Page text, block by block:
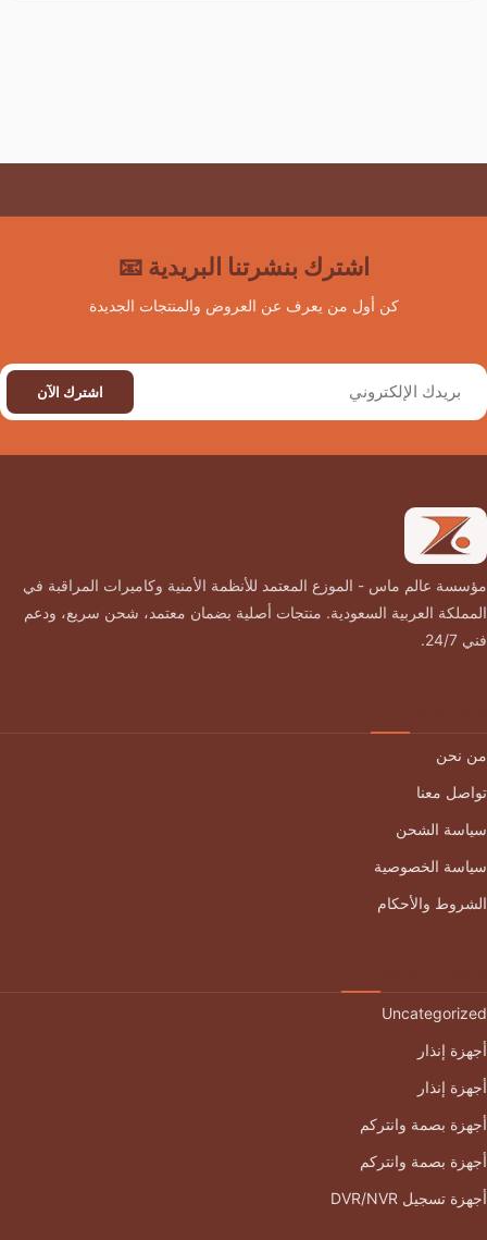
اشترك بنشرتنا البريدية 📧
كن أول من يعرف عن العروض والمنتجات الجديدة
اشترك الآن
مؤسسة عالم ماس - الموزع المعتمد للأنظمة الأمنية وكاميرات المراقبة في
المملكة العربية السعودية. منتجات أصلية بضمان معتمد، شحن سريع، ودعم
فني 24/7.
من نحن
تواصل معنا
سياسة الشحن
سياسة الخصوصية
الشروط والأحكام
Uncategorized
أجهزة إنذار
أجهزة إنذار
أجهزة بصمة وانتركم
أجهزة بصمة وانتركم
أجهزة تسجيل DVR/NVR